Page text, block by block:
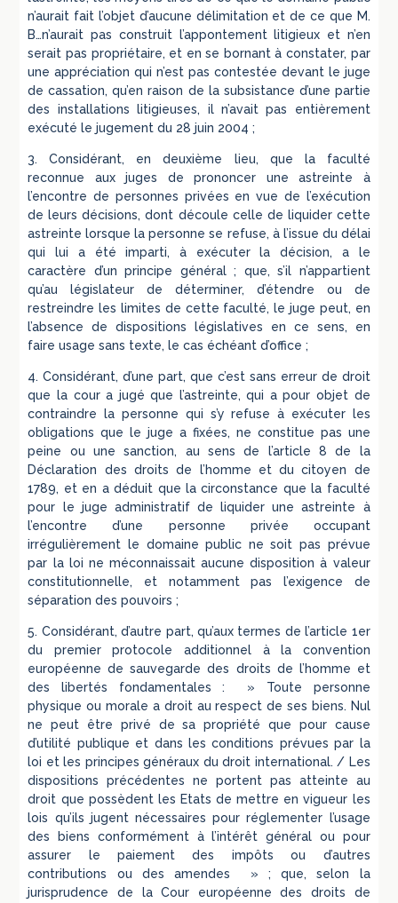
n’aurait fait l’objet d’aucune délimitation et de ce que M.
B…n’aurait pas construit l’appontement litigieux et n’en
serait pas propriétaire, et en se bornant à constater, par
une appréciation qui n’est pas contestée devant le juge
de cassation, qu’en raison de la subsistance d’une partie
des installations litigieuses, il n’avait pas entièrement
exécuté le jugement du 28 juin 2004 ;
3. Considérant, en deuxième lieu, que la faculté
reconnue aux juges de prononcer une astreinte à
l’encontre de personnes privées en vue de l’exécution
de leurs décisions, dont découle celle de liquider cette
astreinte lorsque la personne se refuse, à l’issue du délai
qui lui a été imparti, à exécuter la décision, a le
caractère d’un principe général ; que, s’il n’appartient
qu’au législateur de déterminer, d’étendre ou de
restreindre les limites de cette faculté, le juge peut, en
l’absence de dispositions législatives en ce sens, en
faire usage sans texte, le cas échéant d’office ;
4. Considérant, d’une part, que c’est sans erreur de droit
que la cour a jugé que l’astreinte, qui a pour objet de
contraindre la personne qui s’y refuse à exécuter les
obligations que le juge a fixées, ne constitue pas une
peine ou une sanction, au sens de l’article 8 de la
Déclaration des droits de l’homme et du citoyen de
1789, et en a déduit que la circonstance que la faculté
pour le juge administratif de liquider une astreinte à
l’encontre d’une personne privée occupant
irrégulièrement le domaine public ne soit pas prévue
par la loi ne méconnaissait aucune disposition à valeur
constitutionnelle, et notamment pas l’exigence de
séparation des pouvoirs ;
5. Considérant, d’autre part, qu’aux termes de l’article 1er
du premier protocole additionnel à la convention
européenne de sauvegarde des droits de l’homme et
des libertés fondamentales : » Toute personne
physique ou morale a droit au respect de ses biens. Nul
ne peut être privé de sa propriété que pour cause
d’utilité publique et dans les conditions prévues par la
loi et les principes généraux du droit international. / Les
dispositions précédentes ne portent pas atteinte au
droit que possèdent les Etats de mettre en vigueur les
lois qu’ils jugent nécessaires pour réglementer l’usage
des biens conformément à l’intérêt général ou pour
assurer le paiement des impôts ou d’autres
contributions ou des amendes » ; que, selon la
jurisprudence de la Cour européenne des droits de